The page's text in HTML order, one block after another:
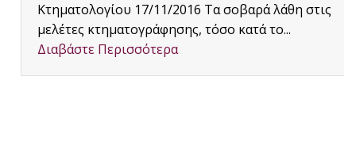
Τα λάθη στα 21 χρόνια λειτουργίας του
Κτηματολογίου 17/11/2016